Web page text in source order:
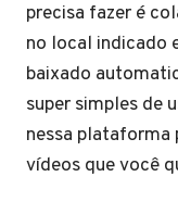
precisa fazer é
no local indicado
baixado
super simples de
nessa plataforma
vídeos que você